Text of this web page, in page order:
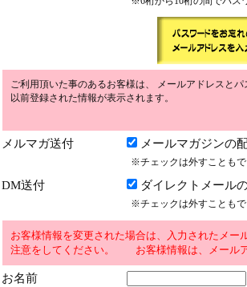
ご利用頂いた事のあるお客様は、 メールアドレスと
以前登録された情報が表示されます。
メルマガ送付 メールマガジンの
※チェックは外すことも
DM送付 ダイレクトメール
※チェックは外すことも
お客様情報を変更された場合は、入力されたメ
注意をしてください。 お客様情報は、メール
お名前